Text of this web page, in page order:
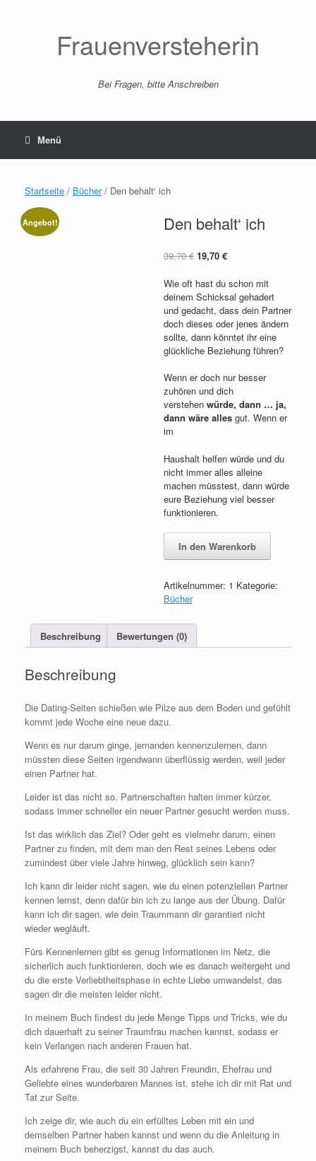
Frauenversteherin
Bei Fragen, bitte Anschreiben
Menü
Startseite / Bücher/ Den behalt‘ ich
Angebot! Den behalt‘ ich
39,70€ Ursprünglicher
war:
39,70 €
19,70 €Aktueller
ist:
19,70 €.
Wie oft hast du schon mit
deinem Schicksal gehadert
und gedacht, dass dein Partner
doch dieses oder jenes ändern
sollte, dann könntet ihr eine
glückliche Beziehung führen?
Wenn er doch nur besser
zuhören und dich
verstehen würde, dann … ja,
dann wäre alles gut. Wenn er
im
Haushalt helfen würde und du
nicht immer alles alleine
machen müsstest, dann würde
eure Beziehung viel besser
funktionieren.
Den
behalt'
Menge
In den Warenkorb
Artikelnummer: 1 Kategorie:
Bücher
Beschreibung Bewertungen (0)
Beschreibung
Die Dating-Seiten schießen wie Pilze aus dem Boden und gefühlt
kommt jede Woche eine neue dazu.
Wenn es nur darum ginge, jemanden kennenzulernen, dann
müssten diese Seiten irgendwann überflüssig werden, weil jeder
einen Partner hat.
Leider ist das nicht so. Partnerschaften halten immer kürzer,
sodass immer schneller ein neuer Partner gesucht werden muss.
Ist das wirklich das Ziel? Oder geht es vielmehr darum, einen
Partner zu finden, mit dem man den Rest seines Lebens oder
zumindest über viele Jahre hinweg, glücklich sein kann?
Ich kann dir leider nicht sagen, wie du einen potenziellen Partner
kennen lernst, denn dafür bin ich zu lange aus der Übung. Dafür
kann ich dir sagen, wie dein Traummann dir garantiert nicht
wieder wegläuft.
Fürs Kennenlernen gibt es genug Informationen im Netz, die
sicherlich auch funktionieren, doch wie es danach weitergeht und
du die erste Verliebtheitsphase in echte Liebe umwandelst, das
sagen dir die meisten leider nicht.
In meinem Buch findest du jede Menge Tipps und Tricks, wie du
dich dauerhaft zu seiner Traumfrau machen kannst, sodass er
kein Verlangen nach anderen Frauen hat.
Als erfahrene Frau, die seit 30 Jahren Freundin, Ehefrau und
Geliebte eines wunderbaren Mannes ist, stehe ich dir mit Rat und
Tat zur Seite.
Ich zeige dir, wie auch du ein erfülltes Leben mit ein und
demselben Partner haben kannst und wenn du die Anleitung in
meinem Buch beherzigst, kannst du das auch.